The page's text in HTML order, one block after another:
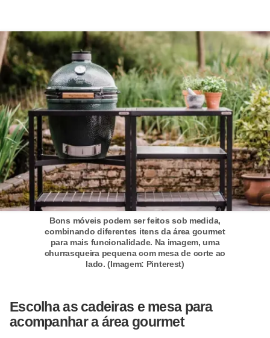
Bons móveis podem ser feitos sob medida,
combinando diferentes itens da área gourmet
para mais funcionalidade. Na imagem, uma
churrasqueira pequena com mesa de corte ao
lado. (Imagem: Pinterest)
Escolha as cadeiras e mesa para
acompanhar a área gourmet